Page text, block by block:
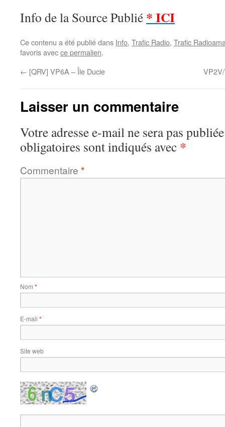
Info de la Source Publié * ICI
Ce contenu a été publié dans Info, Trafic Radio, Trafic
favoris avecce permalien.
← [QRV] VP6A – Île Ducie
Laisser un commentaire
Votre adresse e-mail ne sera pas
obligatoires sont indiqués avec *
Commentaire *
Nom *
E-mail *
Site web